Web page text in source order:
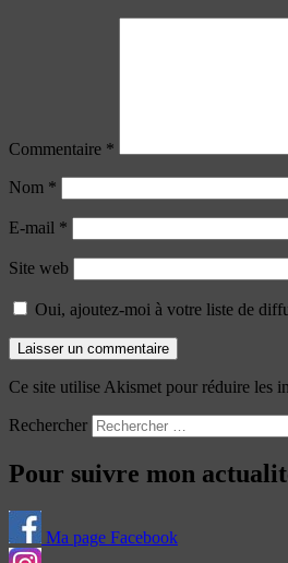
Commentaire *
Nom *
E-mail *
Site web
Oui, ajoutez-moi à votre liste de
Ce site utilise Akismet pour réduire les
Rechercher
Pour suivre mon
Ma page Facebook